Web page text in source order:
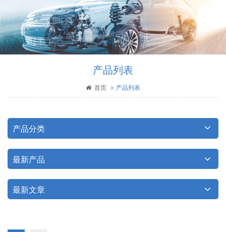
产品列表
首页 产品列表
产品分类
最新产品
最新文章